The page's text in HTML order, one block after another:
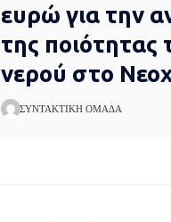
ευρώ για την
της ποιότητας
νερού στο
ΣΥΝΤΑΚΤΙΚΉ ΟΜΆΔΑ